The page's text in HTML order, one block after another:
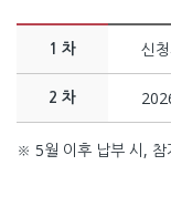
1 차 신
2 차
※ 5월 이후 납부 시,